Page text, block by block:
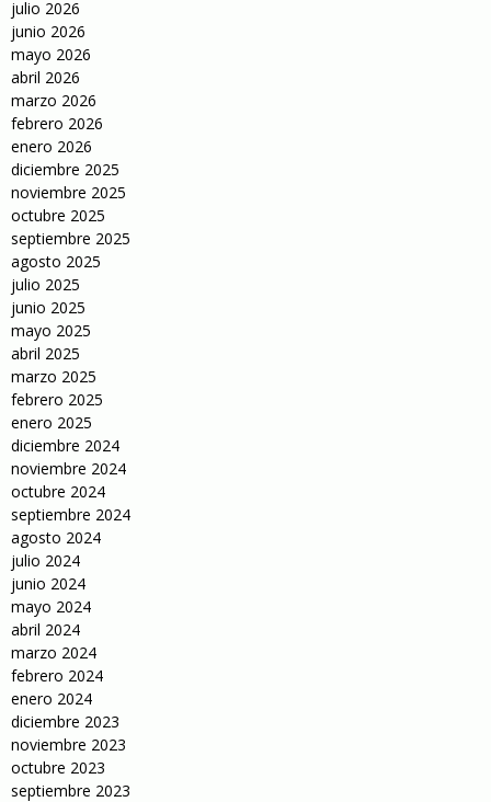
julio 2026
junio 2026
mayo 2026
abril 2026
marzo 2026
febrero 2026
enero 2026
diciembre 2025
noviembre 2025
octubre 2025
septiembre 2025
agosto 2025
julio 2025
junio 2025
mayo 2025
abril 2025
marzo 2025
febrero 2025
enero 2025
diciembre 2024
noviembre 2024
octubre 2024
septiembre 2024
agosto 2024
julio 2024
junio 2024
mayo 2024
abril 2024
marzo 2024
febrero 2024
enero 2024
diciembre 2023
noviembre 2023
octubre 2023
septiembre 2023